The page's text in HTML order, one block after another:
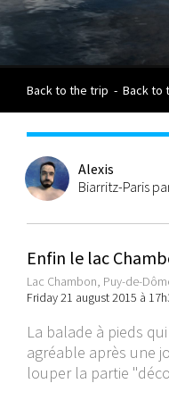
Back to the trip - Back to
Alexis
Biarritz-Paris
Enfin le lac
Lac Chambon, Puy-de-
Friday 21 august 2015 à
La balade à pieds
agréable après une
louper la partie